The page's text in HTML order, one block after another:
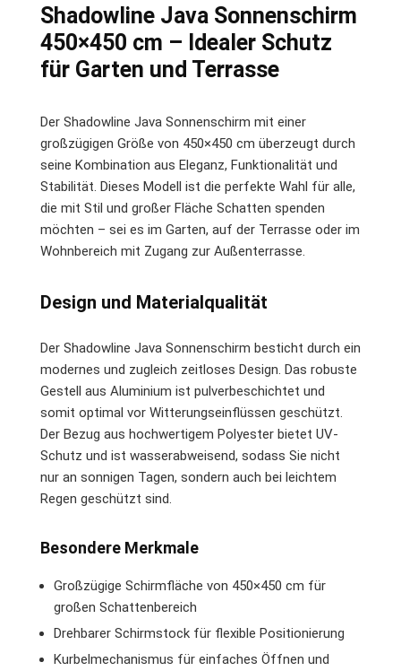
Shadowline Java Sonnenschirm
450×450 cm – Idealer Schutz
für Garten und Terrasse
Der Shadowline Java Sonnenschirm mit einer
großzügigen Größe von 450×450 cm überzeugt durch
seine Kombination aus Eleganz, Funktionalität und
Stabilität. Dieses Modell ist die perfekte Wahl für alle,
die mit Stil und großer Fläche Schatten spenden
möchten – sei es im Garten, auf der Terrasse oder im
Wohnbereich mit Zugang zur Außenterrasse.
Design und Materialqualität
Der Shadowline Java Sonnenschirm besticht durch ein
modernes und zugleich zeitloses Design. Das robuste
Gestell aus Aluminium ist pulverbeschichtet und
somit optimal vor Witterungseinflüssen geschützt.
Der Bezug aus hochwertigem Polyester bietet UV-
Schutz und ist wasserabweisend, sodass Sie nicht
nur an sonnigen Tagen, sondern auch bei leichtem
Regen geschützt sind.
Besondere Merkmale
Großzügige Schirmfläche von 450×450 cm für
großen Schattenbereich
Drehbarer Schirmstock für flexible Positionierung
Kurbelmechanismus für einfaches Öffnen und